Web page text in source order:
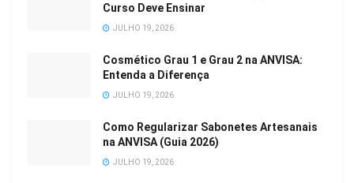
Curso Deve Ensinar
JULHO 19, 2026
Cosmético Grau 1 e Grau 2 na ANVISA:
Entenda a Diferença
JULHO 19, 2026
Como Regularizar Sabonetes Artesanais
na ANVISA (Guia 2026)
JULHO 19, 2026